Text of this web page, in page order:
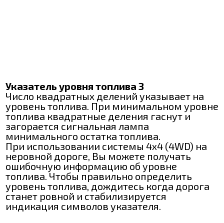
Указатель уровня топлива 3
Число квадратных делений указывает на
уровень топлива. При минимальном уровне
топлива квадратные деления гаснут и
загорается сигнальная лампа
минимального остатка топлива.
При использовании системы 4x4 (4WD) на
неровной дороге, Вы можете получать
ошибочную информацию об уровне
топлива. Чтобы правильно определить
уровень топлива, дождитесь когда дорога
станет ровной и стабилизируется
индикация символов указателя.